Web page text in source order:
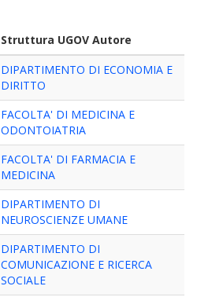
Struttura UGOV Autore
DIPARTIMENTO DI ECONOMIA E
DIRITTO
FACOLTA' DI MEDICINA E
ODONTOIATRIA
FACOLTA' DI FARMACIA E
MEDICINA
DIPARTIMENTO DI
NEUROSCIENZE UMANE
DIPARTIMENTO DI
COMUNICAZIONE E RICERCA
SOCIALE